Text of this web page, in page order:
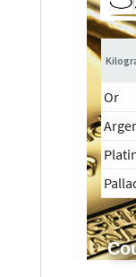
Or